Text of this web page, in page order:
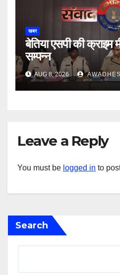
खबर
बेतिया एसपी की क्राइम
सम्पन्न
AUG 8, 2026
Leave a Reply
You must be logged in to
Search